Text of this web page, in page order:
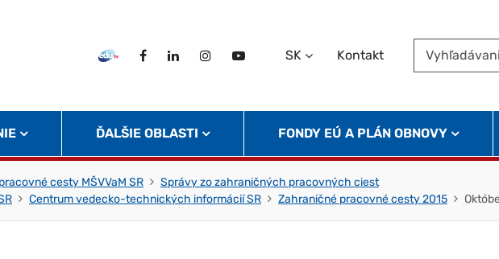
EDU TVFacebookLinkedInInstagram
Twitter
SK Kontakt
ĎALŠIE OBLASTI FONDY EÚ A PLÁN OBNOVY
cesty MŠVVaM SR
Správy zo zahraničných pracovných ciest
Centrum vedecko-technických informácií SR Zahraničné pracovné cesty 2015